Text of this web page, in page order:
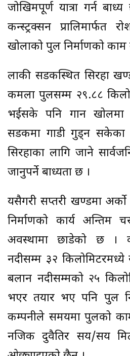
जोखिमपूर्ण यात्रा गर्न
कन्स्ट्रक्सन प्रालिमार्फत
खोलाको पुल निर्माणको
हुलाकी सडकस्थित सिरहा
कमला पुलसम्म २९.८८
भईसके पनि गान खोलमा
सडकमा गाडी गुड्न सकेका
सिरहाका लागि जाने
जानुपर्ने बाध्यता छ ।
यसैगरी सप्तरी खण्डमा
निर्माणको कार्य अन्तिम
अवस्थामा छाडेको छ ।
नदीसम्म ३२ किलोमिटरमध्ये
बलान नदीसम्मको २५
भएर तयार भए पनि पुल
कम्पनीले समयमा पुलको
नजिक दुवैतिर सय/सय